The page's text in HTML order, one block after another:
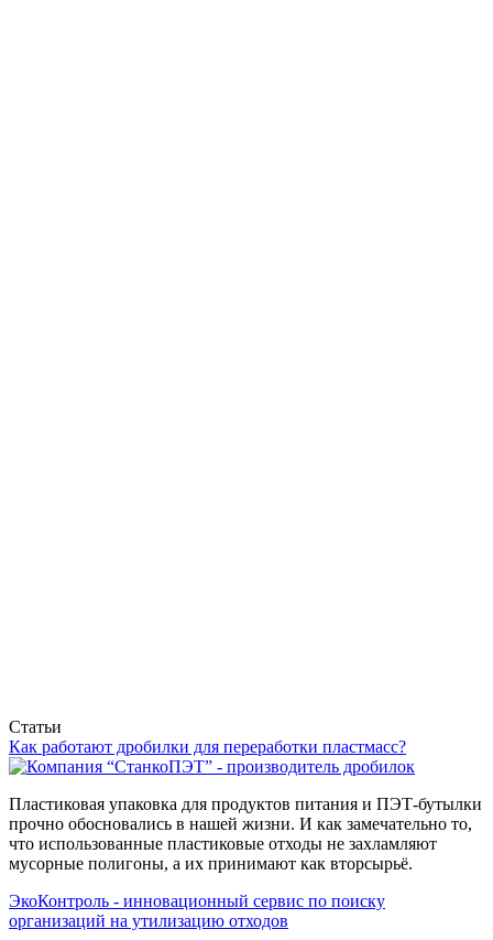
Статьи
Как работают дробилки для переработки пластмасс?
Пластиковая упаковка для продуктов питания и ПЭТ-бутылки
прочно обосновались в нашей жизни. И как замечательно то,
что использованные пластиковые отходы не захламляют
мусорные полигоны, а их принимают как вторсырьё.
ЭкоКонтроль - инновационный сервис по поиску
организаций на утилизацию отходов